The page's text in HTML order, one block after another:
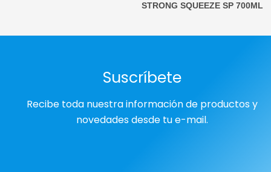
STRONG SQUEEZE SP 700ML
Suscríbete
Recibe toda nuestra información de productos y
novedades desde tu e-mail.